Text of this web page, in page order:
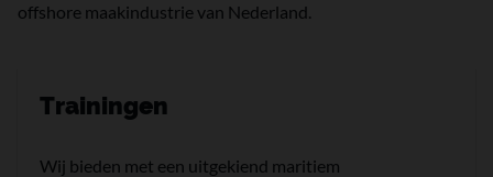
offshore maakindustrie van Nederland.
Trainingen
Wij bieden met een uitgekiend maritiem